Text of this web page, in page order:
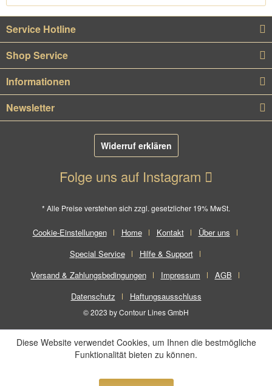
Service Hotline
Shop Service
Informationen
Newsletter
Widerruf erklären
Folge uns auf Instagram
* Alle Preise verstehen sich zzgl. gesetzlicher 19% MwSt.
Cookie-Einstellungen Home Kontakt
Über uns
Special Service
Hilfe & Support
Versand & Zahlungsbedingungen
Impressum
AGB
Datenschutz
Haftungsausschluss
© 2023 by Contour Lines GmbH
Diese Website verwendet Cookies, um Ihnen die bestmögliche
Funktionalität bieten zu können.